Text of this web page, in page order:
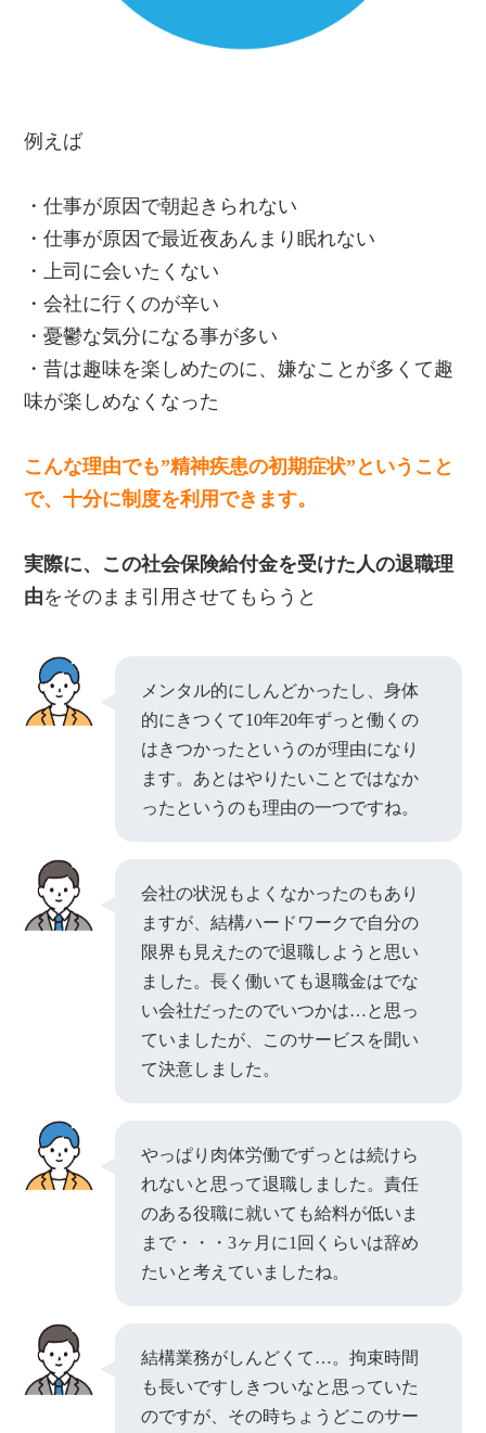
例えば
・仕事が原因で朝起きられない
・仕事が原因で最近夜あんまり眠れない
・上司に会いたくない
・会社に行くのが辛い
・憂鬱な気分になる事が多い
・昔は趣味を楽しめたのに、嫌なことが多くて趣
味が楽しめなくなった
こんな理由でも”精神疾患の初期症状”ということ
で、十分に制度を利用できます。
実際に、この社会保険給付金を受けた人の退職理
由をそのまま引用させてもらうと
メンタル的にしんどかったし、身体
的にきつくて10年20年ずっと働くの
はきつかったというのが理由になり
ます。あとはやりたいことではなか
ったというのも理由の一つですね。
会社の状況もよくなかったのもあり
ますが、結構ハードワークで自分の
限界も見えたので退職しようと思い
ました。長く働いても退職金はでな
い会社だったのでいつかは…と思っ
ていましたが、このサービスを聞い
て決意しました。
やっぱり肉体労働でずっとは続けら
れないと思って退職しました。責任
のある役職に就いても給料が低いま
まで・・・3ヶ月に1回くらいは辞め
たいと考えていましたね。
結構業務がしんどくて…。拘束時間
も長いですしきついなと思っていた
のですが、その時ちょうどこのサー